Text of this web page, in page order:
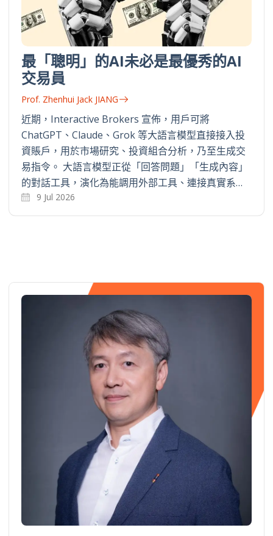
最「聰明」的AI未必是最優秀的AI
交易員
Prof. Zhenhui Jack JIANG
近期，Interactive Brokers 宣佈，用戶可將
ChatGPT、Claude、Grok 等大語言模型直接接入投
資賬戶，用於市場研究、投資組合分析，乃至生成交
易指令。 大語言模型正從「回答問題」「生成內容」
的對話工具，演化為能調用外部工具、連接真實系…
9 Jul 2026